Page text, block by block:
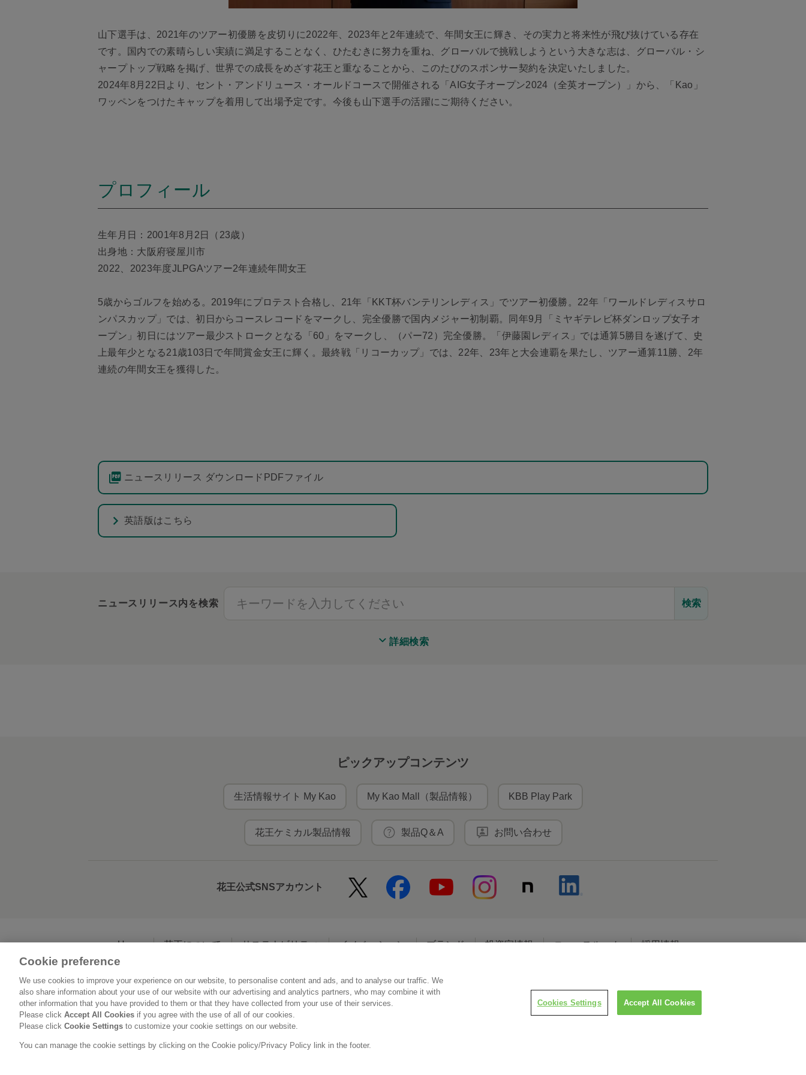
山下選手は、2021年のツアー初優勝を皮切りに2022年、2023年と2年連続で、年間女王に輝き、その実力と将来性が飛び抜けている存在
です。国内での素晴らしい実績に満足することなく、ひたむきに努力を重ね、グローバルで挑戦しようという大きな志は、グローバル・シ
ャープトップ戦略を掲げ、世界での成長をめざす花王と重なることから、このたびのスポンサー契約を決定いたしました。
2024年8月22日より、セント・アンドリュース・オールドコースで開催される「AIG女子オープン2024（全英オープン）」から、「Kao」
ワッペンをつけたキャップを着用して出場予定です。今後も山下選手の活躍にご期待ください。
プロフィール
生年月日：2001年8月2日（23歳）
出身地：大阪府寝屋川市
2022、2023年度JLPGAツアー2年連続年間女王
5歳からゴルフを始める。2019年にプロテスト合格し、21年「KKT杯バンテリンレディス」でツアー初優勝。22年「ワールドレディスサロ
ンパスカップ」では、初日からコースレコードをマークし、完全優勝で国内メジャー初制覇。同年9月「ミヤギテレビ杯ダンロップ女子オ
ープン」初日にはツアー最少ストロークとなる「60」をマークし、（パー72）完全優勝。「伊藤園レディス」では通算5勝目を遂げて、史
上最年少となる21歳103日で年間賞金女王に輝く。最終戦「リコーカップ」では、22年、23年と大会連覇を果たし、ツアー通算11勝、2年
連続の年間女王を獲得した。
ニュースリリース ダウンロードPDFファイル
英語版はこちら
ニュースリリース内を検索 検索
詳細検索
ピックアップコンテンツ
生活情報サイト My Kao My Kao Mall（製品情報） KBB Play Park
花王ケミカル製品情報 製品Q＆A お問い合わせ
花王公式SNSアカウント
Home 花王について サステナビリティ イノベーション ブランド 投資家情報 ニュースルーム 採用情報
利用規約 花王のアクセシビリティ 個人情報保護方針 利用者情報の外部送信
Cookie preference
We use cookies to improve your experience on our website, to personalise content and ads, and to analyse our traffic. We
also share information about your use of our website with our advertising and analytics partners, who may combine it with
other information that you have provided to them or that they have collected from your use of their services.
Please click Accept All Cookies if you agree with the use of all of our cookies.
Please click Cookie Settings to customize your cookie settings on our website.
You can manage the cookie settings by clicking on the Cookie policy/Privacy Policy link in the footer.
Cookies Settings Accept All Cookies